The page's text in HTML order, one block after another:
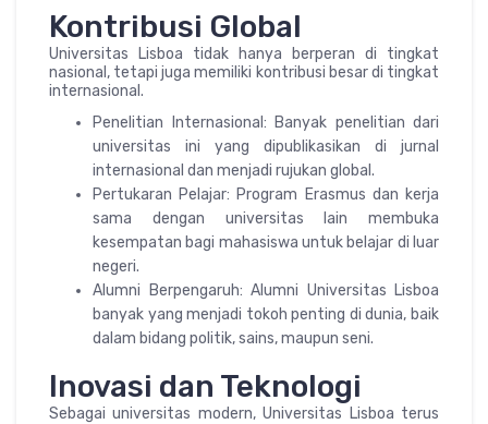
Kontribusi Global
Universitas Lisboa tidak hanya berperan di tingkat
nasional, tetapi juga memiliki kontribusi besar di tingkat
internasional.
Penelitian Internasional: Banyak penelitian dari
universitas ini yang dipublikasikan di jurnal
internasional dan menjadi rujukan global.
Pertukaran Pelajar: Program Erasmus dan kerja
sama dengan universitas lain membuka
kesempatan bagi mahasiswa untuk belajar di luar
negeri.
Alumni Berpengaruh: Alumni Universitas Lisboa
banyak yang menjadi tokoh penting di dunia, baik
dalam bidang politik, sains, maupun seni.
Inovasi dan Teknologi
Sebagai universitas modern, Universitas Lisboa terus